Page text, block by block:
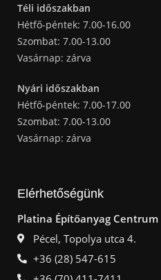
Téli időszakban
Hétfő-péntek: 7.00-16.00
Szombat: 7.00-13.00
Vasárnap: zárva
Nyári időszakban
Hétfő-péntek: 7.00-17.00
Szombat: 7.00-13.00
Vasárnap: zárva
Elérhetőségünk
Platina Építőanyag Centrum
Pécel, Topolya utca 4.
+36 (28) 547-615